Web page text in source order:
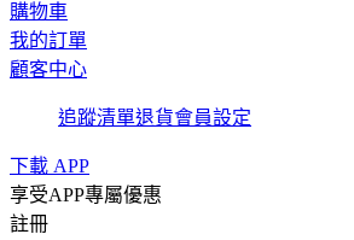
購物車
我的訂單
顧客中心
追蹤清單退貨會員設定
下載 APP
享受APP專屬優惠
註冊